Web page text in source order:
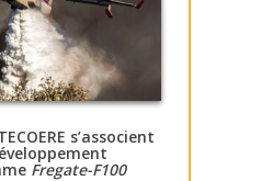
s’associent
Fregate-F100